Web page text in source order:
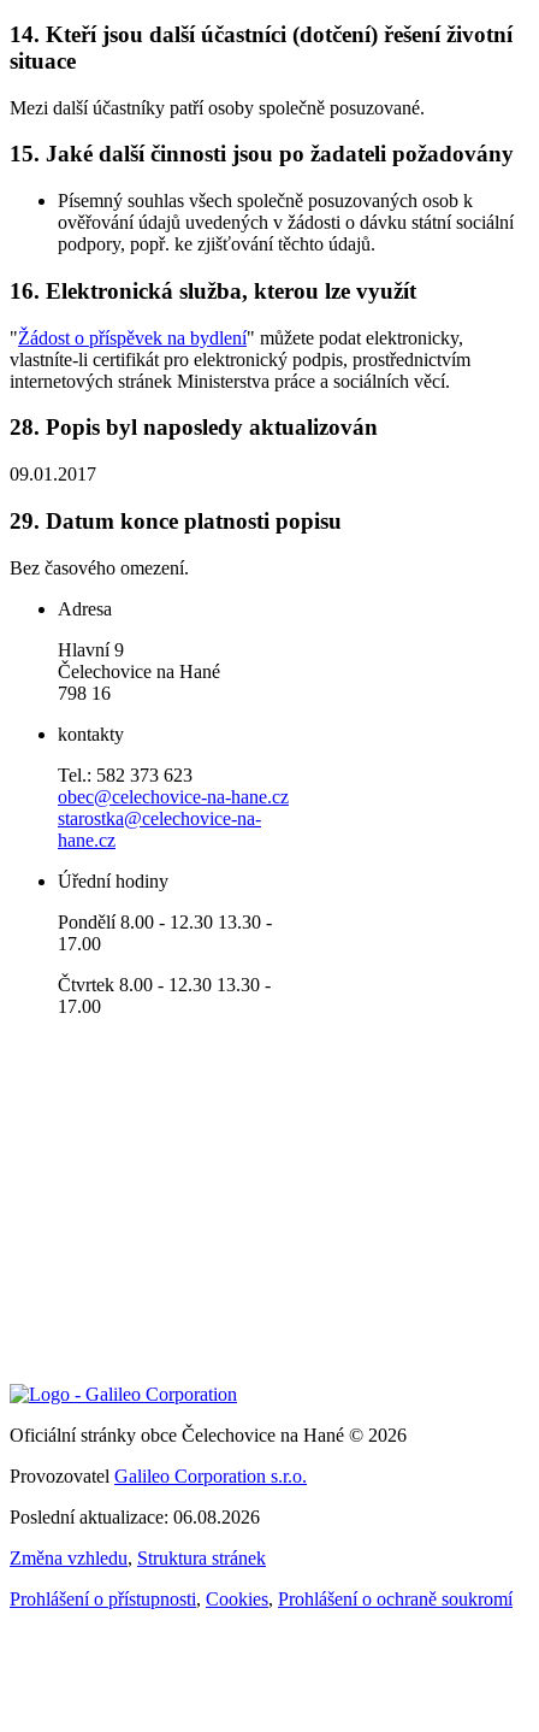
14. Kteří jsou další účastníci (dotčení) řešení životní
situace
Mezi další účastníky patří osoby společně posuzované.
15. Jaké další činnosti jsou po žadateli požadovány
Písemný souhlas všech společně posuzovaných osob k
ověřování údajů uvedených v žádosti o dávku státní sociální
podpory, popř. ke zjišťování těchto údajů.
16. Elektronická služba, kterou lze využít
"Žádost o příspěvek na bydlení" můžete podat elektronicky,
vlastníte-li certifikát pro elektronický podpis, prostřednictvím
internetových stránek Ministerstva práce a sociálních věcí.
28. Popis byl naposledy aktualizován
09.01.2017
29. Datum konce platnosti popisu
Bez časového omezení.
Adresa
Hlavní 9
Čelechovice na Hané
798 16
kontakty
Tel.: 582 373 623
obec@celechovice-na-hane.cz
starostka@celechovice-na-
hane.cz
Úřední hodiny
Pondělí 8.00 - 12.30 13.30 -
17.00
Čtvrtek 8.00 - 12.30 13.30 -
17.00
Oficiální stránky obce Čelechovice na Hané © 2026
Provozovatel Galileo Corporation s.r.o.
Poslední aktualizace: 06.08.2026
Změna vzhledu, Struktura stránek
Prohlášení o přístupnosti, Cookies, Prohlášení o ochraně soukromí